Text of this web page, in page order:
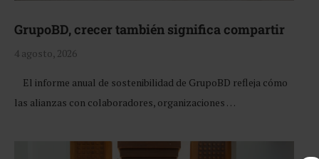
GrupoBD, crecer también significa compartir
4 agosto, 2026
El informe anual de sostenibilidad de GrupoBD refleja cómo
las alianzas con colaboradores, organizaciones …